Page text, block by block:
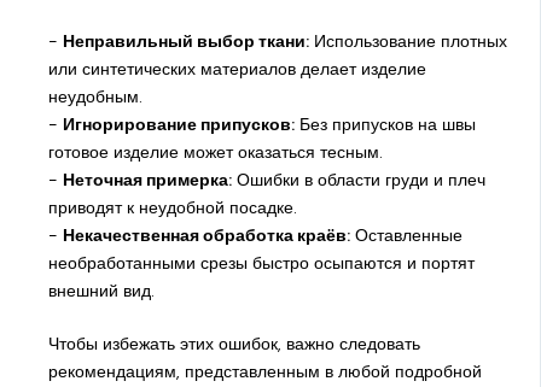
- Неправильный выбор ткани:Использование плотных
или синтетических материалов делает изделие
неудобным.
- Игнорирование припусков:Без припусков на швы
готовое изделие может оказаться тесным.
- Неточная примерка:Ошибки в области груди и плеч
приводят к неудобной посадке.
- Некачественная обработка краёв:Оставленные
необработанными срезы быстро осыпаются и портят
внешний вид.
Чтобы избежать этих ошибок, важно следовать
рекомендациям, представленным в любой подробной